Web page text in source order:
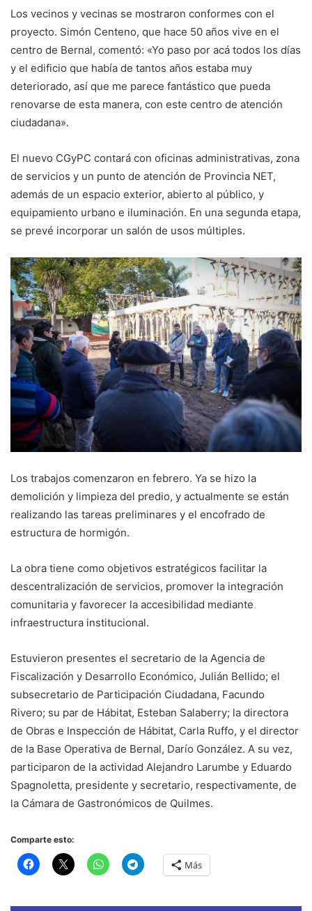
Los vecinos y vecinas se mostraron conformes con el
proyecto. Simón Centeno, que hace 50 años vive en el
centro de Bernal, comentó: «Yo paso por acá todos los días
y el edificio que había de tantos años estaba muy
deteriorado, así que me parece fantástico que pueda
renovarse de esta manera, con este centro de atención
ciudadana».
El nuevo CGyPC contará con oficinas administrativas, zona
de servicios y un punto de atención de Provincia NET,
además de un espacio exterior, abierto al público, y
equipamiento urbano e iluminación. En una segunda etapa,
se prevé incorporar un salón de usos múltiples.
Los trabajos comenzaron en febrero. Ya se hizo la
demolición y limpieza del predio, y actualmente se están
realizando las tareas preliminares y el encofrado de
estructura de hormigón.
La obra tiene como objetivos estratégicos facilitar la
descentralización de servicios, promover la integración
comunitaria y favorecer la accesibilidad mediante
infraestructura institucional.
Estuvieron presentes el secretario de la Agencia de
Fiscalización y Desarrollo Económico, Julián Bellido; el
subsecretario de Participación Ciudadana, Facundo
Rivero; su par de Hábitat, Esteban Salaberry; la directora
de Obras e Inspección de Hábitat, Carla Ruffo, y el director
de la Base Operativa de Bernal, Darío González. A su vez,
participaron de la actividad Alejandro Larumbe y Eduardo
Spagnoletta, presidente y secretario, respectivamente, de
la Cámara de Gastronómicos de Quilmes.
Comparte esto:
Más